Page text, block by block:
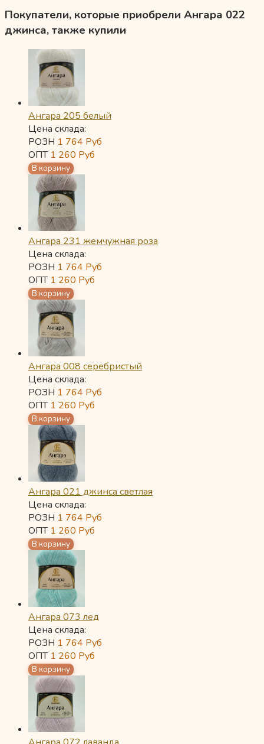
Покупатели, которые приобрели Ангара 022
джинса, также купили
Ангара 205 белый
Цена склада:
РОЗН 1 764 Руб
ОПТ 1 260 Руб
Ангара 231 жемчужная роза
Цена склада:
РОЗН 1 764 Руб
ОПТ 1 260 Руб
Ангара 008 серебристый
Цена склада:
РОЗН 1 764 Руб
ОПТ 1 260 Руб
Ангара 021 джинса светлая
Цена склада:
РОЗН 1 764 Руб
ОПТ 1 260 Руб
Ангара 073 лед
Цена склада:
РОЗН 1 764 Руб
ОПТ 1 260 Руб